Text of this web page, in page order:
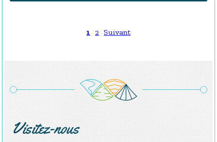
1 2 Suivant
Visitez-nous